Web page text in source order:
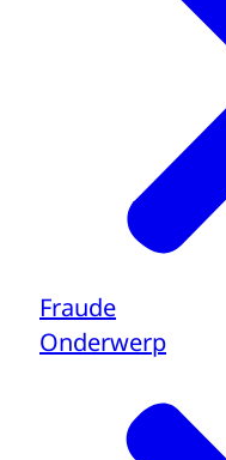
Fraude
Onderwerp